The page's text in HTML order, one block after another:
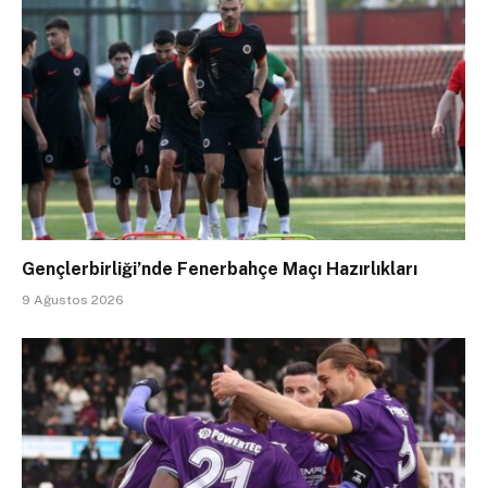
Gençlerbirliği’nde Fenerbahçe Maçı Hazırlıkları
9 Ağustos 2026